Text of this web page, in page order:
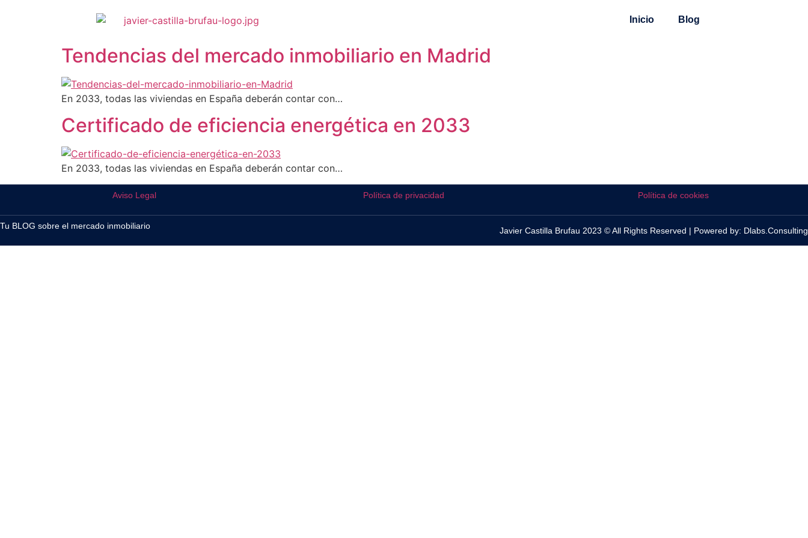
Inicio Blog
Tendencias del mercado inmobiliario en Madrid
En 2033, todas las viviendas en España deberán contar con…
Certificado de eficiencia energética en 2033
En 2033, todas las viviendas en España deberán contar con…
Aviso Legal Política de privacidad Política de cookies
Tu BLOG sobre el mercado inmobiliario Javier Castilla Brufau 2023 © All Rights Reserved | Powered by: Dlabs.Consulting